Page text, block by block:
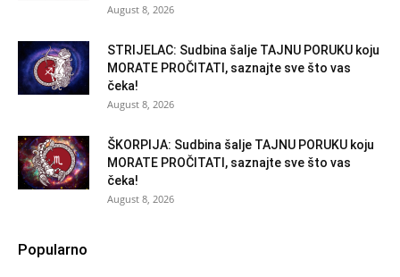
August 8, 2026
STRIJELAC: Sudbina šalje TAJNU PORUKU koju
MORATE PROČITATI, saznajte sve što vas
čeka!
August 8, 2026
ŠKORPIJA: Sudbina šalje TAJNU PORUKU koju
MORATE PROČITATI, saznajte sve što vas
čeka!
August 8, 2026
Popularno